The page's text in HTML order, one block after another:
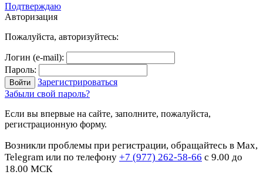
Подтверждаю
Авторизация
Пожалуйста, авторизуйтесь:
Логин (e-mail):
Пароль:
Зарегистрироваться
Забыли свой пароль?
Если вы впервые на сайте, заполните, пожалуйста,
регистрационную форму.
Возникли проблемы при регистрации, обращайтесь в Max,
Telegram или по телефону +7 (977) 262-58-66 с 9.00 до
18.00 МСК